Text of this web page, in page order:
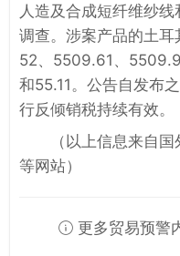
人造及合成短纤维纱
调查。涉案产品的土
52、5509.61、
和55.11。公告自发布
行反倾销税持续有效。
（以上信息来自
等网站）
更多贸易预警